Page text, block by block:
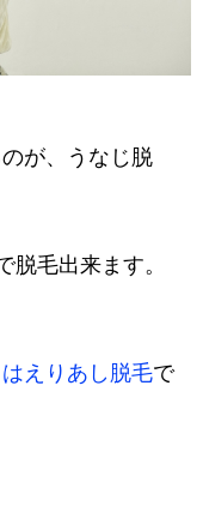
が、うなじ脱
毛出来ます。
えりあし脱毛で